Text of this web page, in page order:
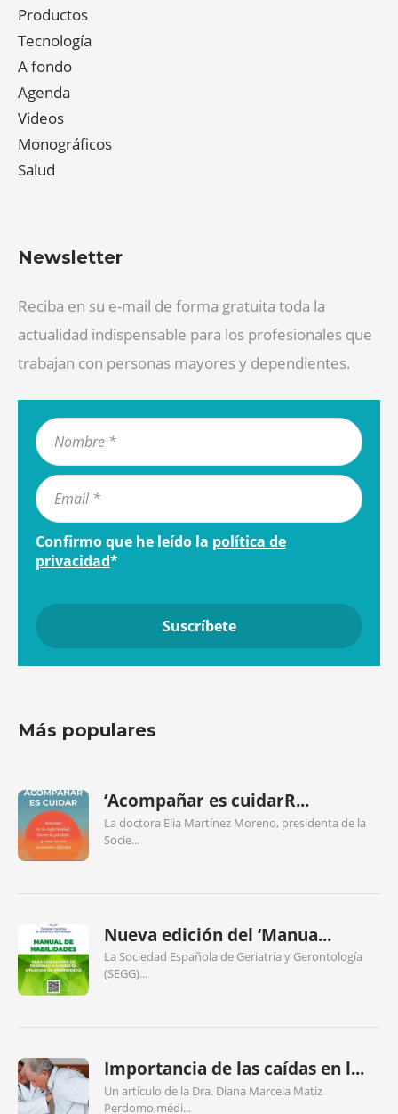
Productos
Tecnología
A fondo
Agenda
Videos
Monográficos
Salud
Newsletter
Reciba en su e-mail de forma gratuita toda la
actualidad indispensable para los profesionales que
trabajan con personas mayores y dependientes.
Confirmo que he leído la política de
privacidad*
Más populares
‘Acompañar es cuidarR...
La doctora Elia Martínez Moreno, presidenta de la
Socie...
Nueva edición del ‘Manua...
La Sociedad Española de Geriatría y Gerontología
(SEGG)...
Importancia de las caídas en l...
Un artículo de la Dra. Diana Marcela Matiz
Perdomo,médi...